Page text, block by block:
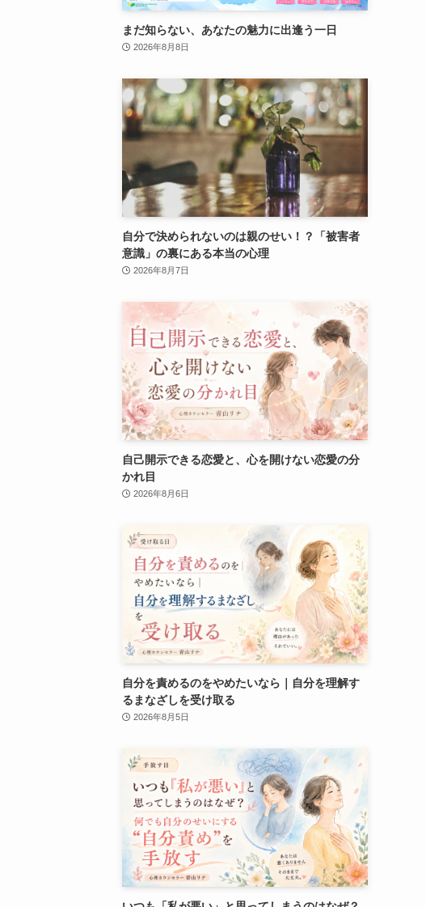
まだ知らない、あなたの魅力に出逢う一日
2026年8月8日
自分で決められないのは親のせい！？「被害者
意識」の裏にある本当の心理
2026年8月7日
自己開示できる恋愛と、心を開けない恋愛の分
かれ目
2026年8月6日
自分を責めるのをやめたいなら｜自分を理解す
るまなざしを受け取る
2026年8月5日